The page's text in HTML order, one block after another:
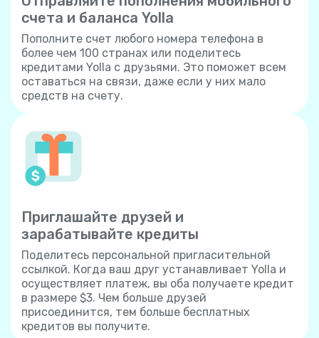
счета и баланса Yolla
Пополните счет любого номера телефона в
более чем 100 странах или поделитесь
кредитами Yolla с друзьями. Это поможет всем
оставаться на связи, даже если у них мало
средств на счету.
Приглашайте друзей и
зарабатывайте кредиты
Поделитесь персональной пригласительной
ссылкой. Когда ваш друг устанавливает Yolla и
осуществляет платеж, вы оба получаете кредит
в размере $3. Чем больше друзей
присоединится, тем больше бесплатных
кредитов вы получите.